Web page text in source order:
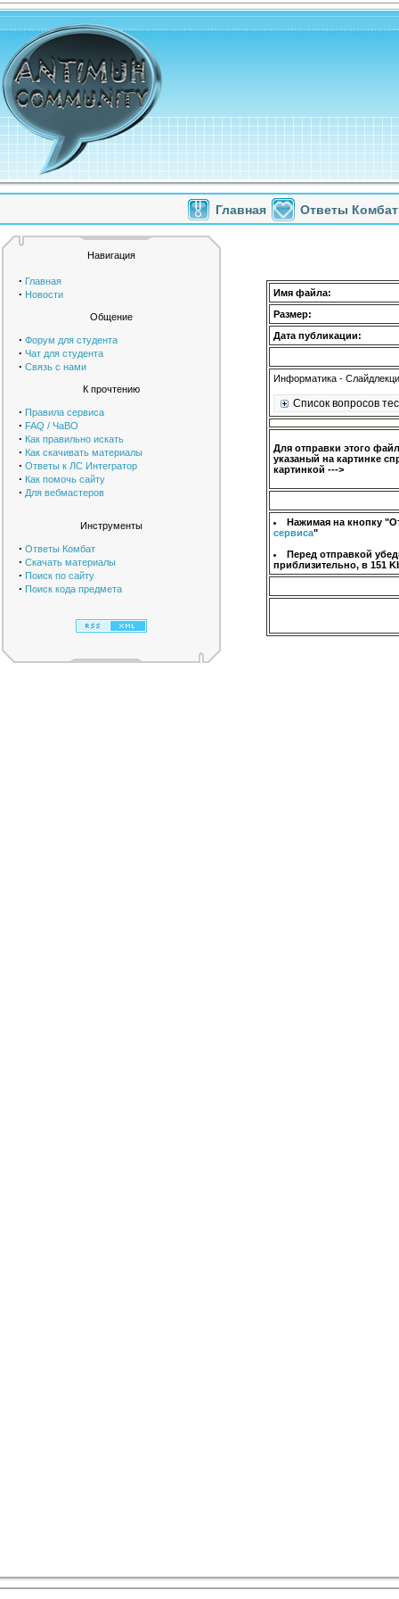
Главная Ответы Комбат
Навигация
· Главная
· Новости
Общение
· Форум для студента
· Чат для студента
· Связь с нами
К прочтению
· Правила сервиса
· FAQ / ЧаВО
· Как правильно искать
· Как скачивать материалы
· Ответы к ЛС Интегратор
· Как помочь сайту
· Для вебмастеров
Инструменты
· Ответы Комбат
· Скачать материалы
· Поиск по сайту
· Поиск кода предмета
Имя файла:
Размер:
Дата публикации:
Информатика -
Список вопросов
Для отправки этого
указаный на картинке
картинкой --->
Нажимая на кнопку
сервиса"
Перед отправкой
приблизительно, в 151